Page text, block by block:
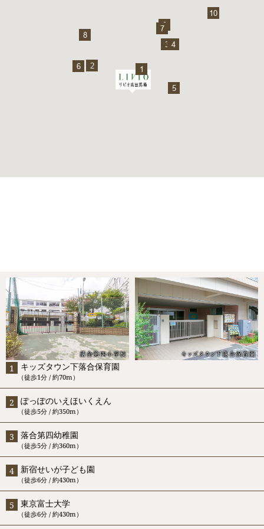
キッズタウン下落合保育園
（徒歩1分 / 約70m）
ぽっぽのいえほいくえん
（徒歩5分 / 約350m）
落合第四幼稚園
（徒歩5分 / 約360m）
新宿せいが子ども園
（徒歩6分 / 約430m）
東京富士大学
（徒歩6分 / 約430m）